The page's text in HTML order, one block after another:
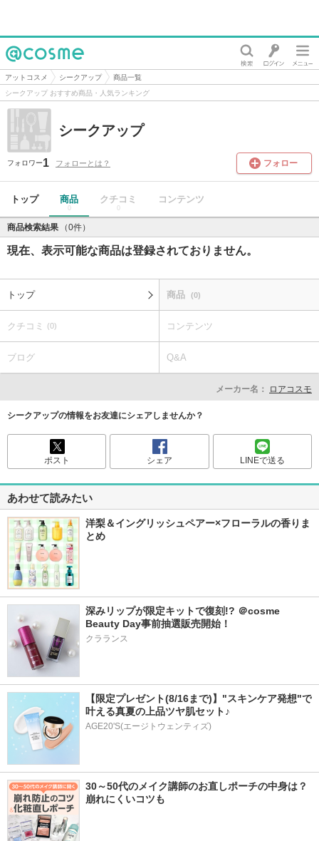
@cosme
アットコスメ シークアップ
商品一覧
シークアップ おすすめ商品・人気ランキング
シークアップ
フォロワー1 フォローとは？ フォロー
トップ 商品
0
クチコミ
0
コンテンツ
商品検索結果 （0件）
現在、表示可能な商品は登録されておりません。
トップ 商品 (0)
クチコミ (0) コンテンツ
ブログ Q&A
メーカー名： ロアコスモ
シークアップの情報をお友達にシェアしませんか？
ポスト シェア LINEで送る
あわせて読みたい
洋梨＆イングリッシュペアー×フローラルの香りま
とめ
深みリップが限定キットで復刻!? ＠cosme
Beauty Day事前抽選販売開始！
クラランス
【限定プレゼント(8/16まで)】"スキンケア発想"で
叶える真夏の上品ツヤ肌セット♪
AGE20'S(エージトウェンティズ)
30～50代のメイク講師のお直しポーチの中身は？
崩れにくいコツも